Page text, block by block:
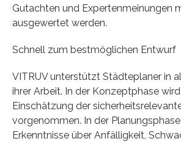
Gutachten und Expertenmeinungen
ausgewertet werden.
Schnell zum bestmöglichen Entwurf
VITRUV unterstützt Städteplaner in
ihrer Arbeit. In der Konzeptphase
Einschätzung der
vorgenommen. In der
Erkenntnisse über Anfälligkeit,